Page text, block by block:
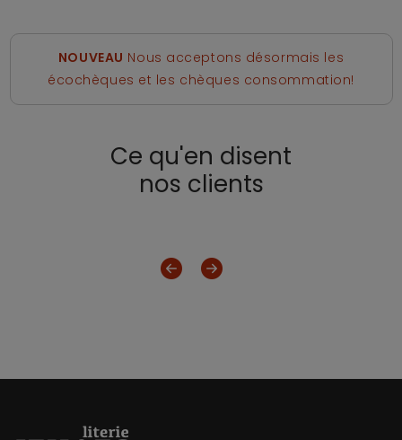
NOUVEAU Nous acceptons désormais les
écochèques et les chèques consommation!
Ce qu'en disent
nos clients